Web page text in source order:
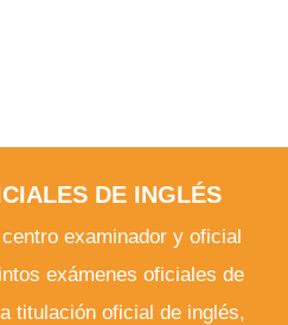
DE INGLÉS
examinador y oficial
exámenes oficiales de
titulación oficial de inglés,